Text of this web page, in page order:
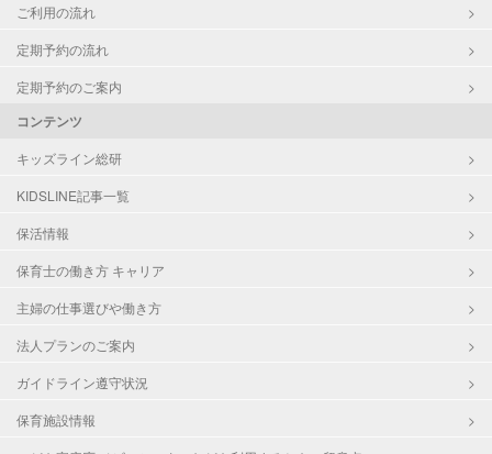
ご利用の流れ
定期予約の流れ
定期予約のご案内
コンテンツ
キッズライン総研
KIDSLINE記事一覧
保活情報
保育士の働き方 キャリア
主婦の仕事選びや働き方
法人プランのご案内
ガイドライン遵守状況
保育施設情報